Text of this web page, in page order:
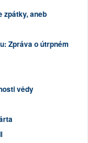
zpátky, aneb
Zpráva o útrpném
vědy